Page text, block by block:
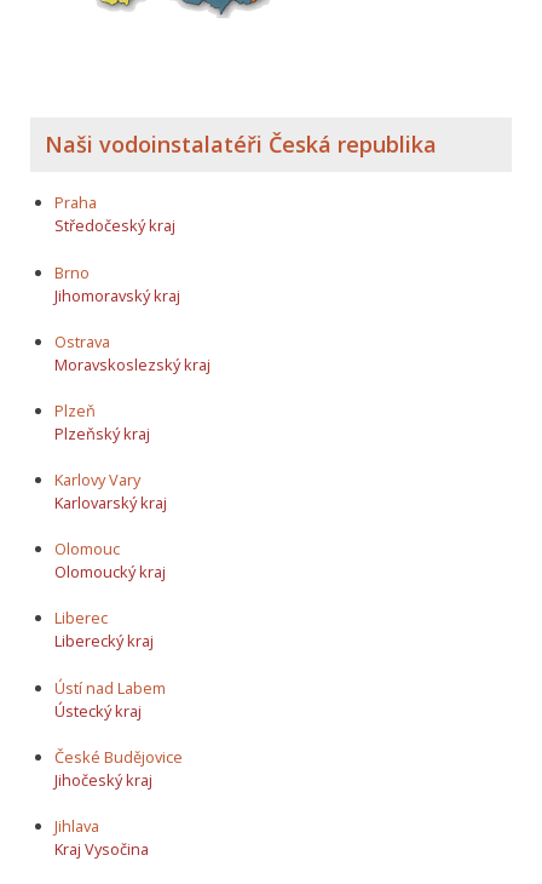
Naši vodoinstalatéři Česká republika
Praha
Středočeský kraj
Brno
Jihomoravský kraj
Ostrava
Moravskoslezský kraj
Plzeň
Plzeňský kraj
Karlovy Vary
Karlovarský kraj
Olomouc
Olomoucký kraj
Liberec
Liberecký kraj
Ústí nad Labem
Ústecký kraj
České Budějovice
Jihočeský kraj
Jihlava
Kraj Vysočina